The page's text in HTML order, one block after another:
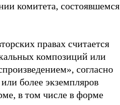
комитета, состоявшемся
правах считается
композиций или
согласно
более экземпляров
в том числе в форме